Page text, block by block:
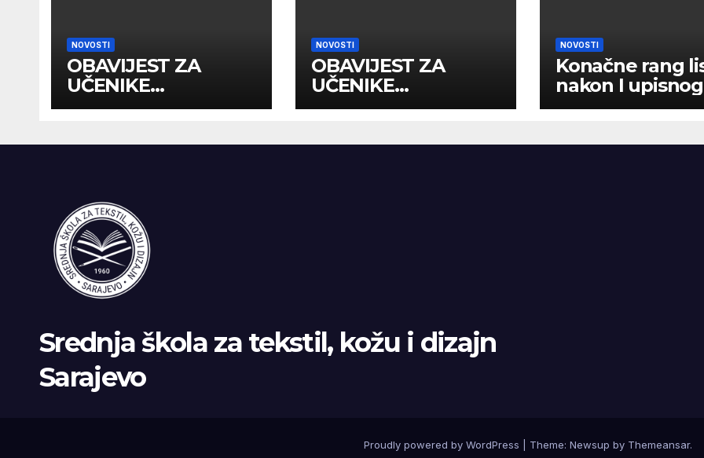
NOVOSTI
OBAVIJEST ZA
UČENIKE
PRIMLJENE U I
DRUGOM UPİSNOM
NOVOSTI
OBAVIJEST ZA
UČENIKE
PRIMLJENE U I
NOVOSTI
Konačne rang
nakon I upisnog
roka
Srednja škola za tekstil, kožu i dizajn
Sarajevo
Proudly powered by WordPress Theme: Newsup by Themeansar.